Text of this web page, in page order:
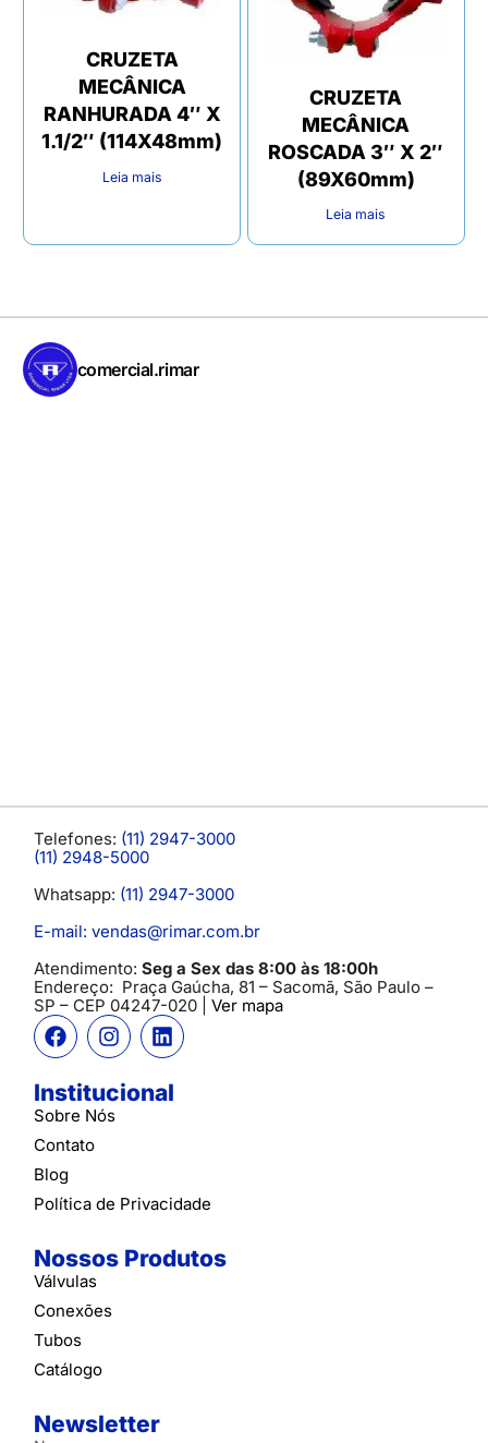
CRUZETA
MECÂNICA
RANHURADA 4″ X
1.1/2″ (114X48mm)
Leia mais
CRUZETA
MECÂNICA
ROSCADA 3″ X 2″
(89X60mm)
Leia mais
comercial.rimar
Telefones: (11) 2947-3000
(11) 2948-5000
Whatsapp: (11) 2947-3000
E-mail: vendas@rimar.com.br
Atendimento: Seg a Sex das 8:00 às 18:00h
Endereço: Praça Gaúcha, 81 – Sacomã, São Paulo –
SP – CEP 04247-020 | Ver mapa
Institucional
Sobre Nós
Contato
Blog
Política de Privacidade
Nossos Produtos
Válvulas
Conexões
Tubos
Catálogo
Newsletter